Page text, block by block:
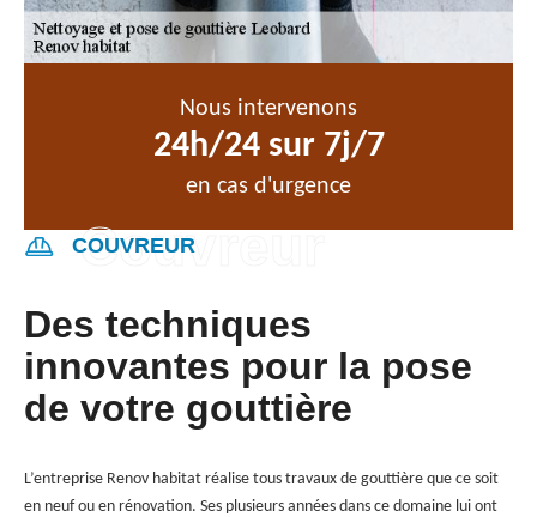
Nous intervenons
24h/24 sur 7j/7
en cas d'urgence
COUVREUR
Des techniques
innovantes pour la pose
de votre gouttière
L’entreprise Renov habitat réalise tous travaux de gouttière que ce soit
en neuf ou en rénovation. Ses plusieurs années dans ce domaine lui ont